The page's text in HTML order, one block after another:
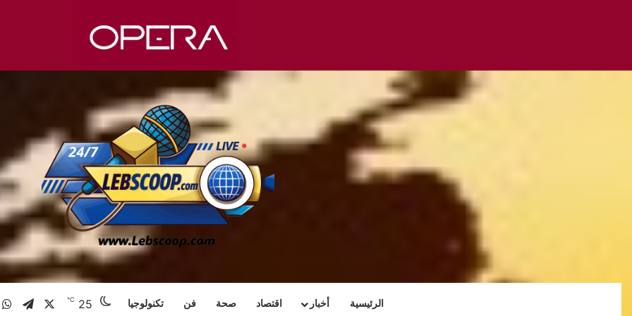
الرئيسية أخبار اقتصاد صحة فن تكنولوجيا 25
℃